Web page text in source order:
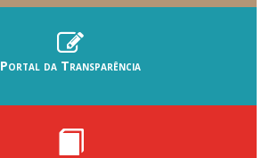
Portal da Transparência